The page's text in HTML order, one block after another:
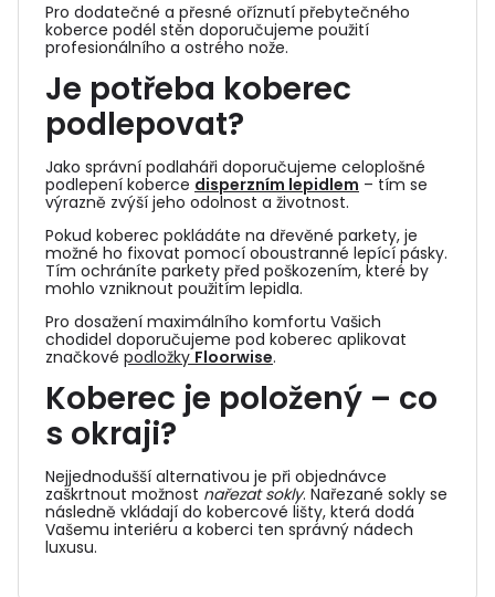
Pro dodatečné a přesné oříznutí přebytečného
koberce podél stěn doporučujeme použití
profesionálního a ostrého nože.
Je potřeba koberec
podlepovat?
Jako správní podlaháři doporučujeme celoplošné
podlepení koberce disperzním lepidlem – tím se
výrazně zvýší jeho odolnost a životnost.
Pokud koberec pokládáte na dřevěné parkety, je
možné ho fixovat pomocí oboustranné lepící pásky.
Tím ochráníte parkety před poškozením, které by
mohlo vzniknout použitím lepidla.
Pro dosažení maximálního komfortu Vašich
chodidel doporučujeme pod koberec aplikovat
značkové podložky Floorwise.
Koberec je položený – co
s okraji?
Nejjednodušší alternativou je při objednávce
zaškrtnout možnost nařezat sokly. Nařezané sokly se
následně vkládají do kobercové lišty, která dodá
Vašemu interiéru a koberci ten správný nádech
luxusu.